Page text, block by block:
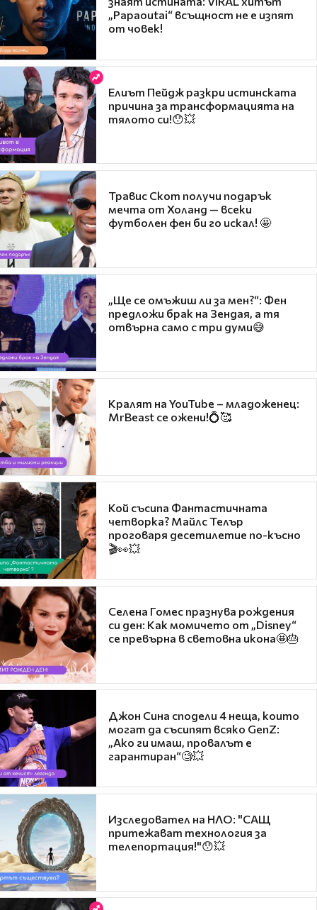
„Papaoutai“ всъщност не е изпят
от човек!
Елиът Пейдж разкри истинската
причина за трансформацията на
тялото си!😯💥
Травис Скот получи подарък
мечта от Холанд — всеки
футболен фен би го искал! 🤩
„Ще се омъжиш ли за мен?“: Фен
предложи брак на Зендая, а тя
отвърна само с три думи😅
Кралят на YouTube – младоженец:
MrBeast се ожени!💍🥰
Кой съсипа Фантастичната
четворка? Майлс Телър
проговаря десетилетие по-късно
🎬👀💥
Селена Гомес празнува рождения
си ден: Как момичето от „Disney“
се превърна в световна икона🤩🎂
Джон Сина сподели 4 неща, които
могат да съсипят всяко GenZ:
„Ако ги имаш, провалът е
гарантиран“🧐💥
Изследовател на НЛО: "САЩ
притежават технология за
телепортация!"😯💥